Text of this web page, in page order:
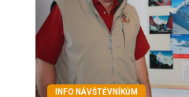
INFO NÁVŠTĚVNÍKŮM